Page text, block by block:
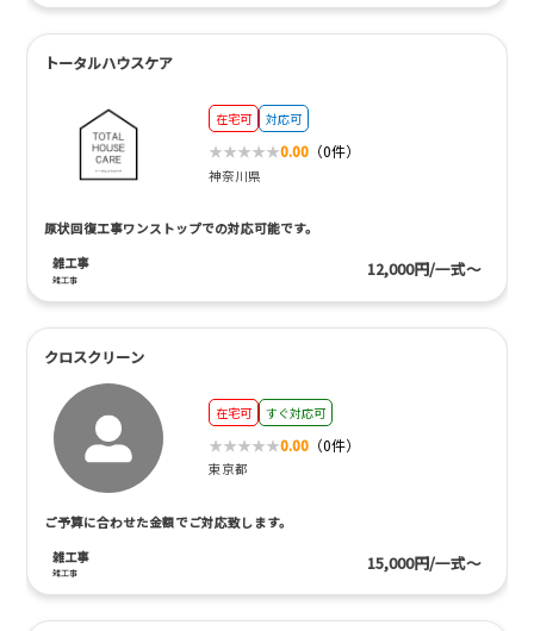
トータルハウスケア
在宅可 対応可
0.00 （0件）
神奈川県
原状回復工事ワンストップでの対応可能です。
雑工事
雑工事 12,000円/一式～
クロスクリーン
在宅可 すぐ対応可
0.00 （0件）
東京都
ご予算に合わせた金額でご対応致します。
雑工事
雑工事 15,000円/一式～